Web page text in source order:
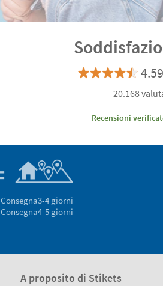
20.168
Recensioni
Consegna3-4 giorni
Consegna4-5 giorni
A proposito di Stikets